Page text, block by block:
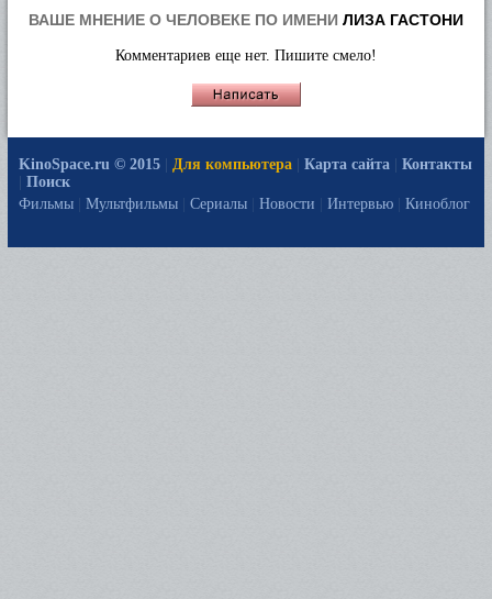
ВАШЕ МНЕНИЕ О ЧЕЛОВЕКЕ ПО ИМЕНИ ЛИЗА ГАСТОНИ
Комментариев еще нет. Пишите смело!
KinoSpace.ru © 2015 Для компьютера Карта сайта
Контакты
Поиск
Фильмы
Мультфильмы Сериалы Новости Интервью Киноблог